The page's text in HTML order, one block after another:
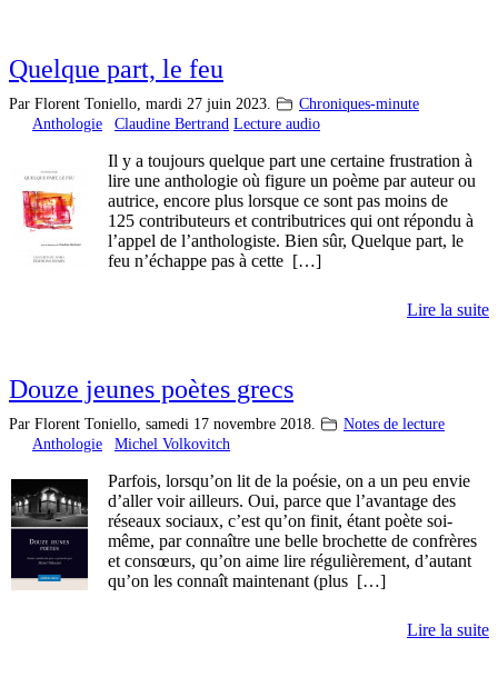
Quelque part, le feu
Par Florent Toniello, mardi 27 juin 2023.
Chroniques-minute
Anthologie
Claudine Bertrand Lecture audio
Il y a toujours quelque part une certaine frustration à
lire une anthologie où figure un poème par auteur ou
autrice, encore plus lorsque ce sont pas moins de
125 contributeurs et contributrices qui ont répondu à
l’appel de l’anthologiste. Bien sûr, Quelque part, le
feu n’échappe pas à cette […]
Lire la suite
Douze jeunes poètes grecs
Par Florent Toniello, samedi 17 novembre 2018.
Notes de lecture
Anthologie
Michel Volkovitch
Parfois, lorsqu’on lit de la poésie, on a un peu envie
d’aller voir ailleurs. Oui, parce que l’avantage des
réseaux sociaux, c’est qu’on finit, étant poète soi-
même, par connaître une belle brochette de confrères
et consœurs, qu’on aime lire régulièrement, d’autant
qu’on les connaît maintenant (plus […]
Lire la suite